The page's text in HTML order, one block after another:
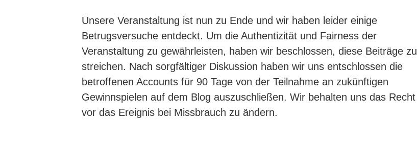
Unsere Veranstaltung ist nun zu Ende und wir haben leider einige
Betrugsversuche entdeckt. Um die Authentizität und Fairness der
Veranstaltung zu gewährleisten, haben wir beschlossen, diese Beiträge zu
streichen. Nach sorgfältiger Diskussion haben wir uns entschlossen die
betroffenen Accounts für 90 Tage von der Teilnahme an zukünftigen
Gewinnspielen auf dem Blog auszuschließen.Wir behalten uns das Recht
vor das Ereignis bei Missbrauch zu ändern.